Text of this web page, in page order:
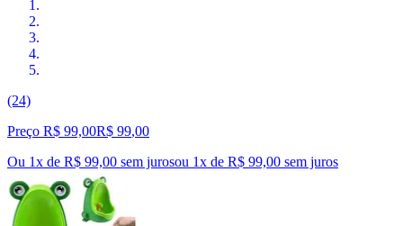
(24)
Preço R$ 99,00R$ 99,00
Ou 1x de R$ 99,00 sem jurosou 1x de R$ 99,00 sem juros